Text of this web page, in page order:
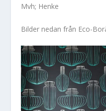
Mvh; Henke
Bilder nedan från Eco-